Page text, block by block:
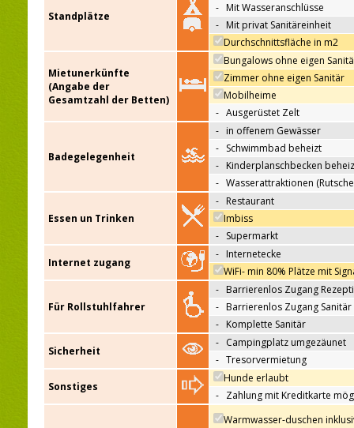
Standplätze
- Mit Wasseranschlüsse
- Mit privat Sanitäreinheit
Durchschnittsfläche in m2
Mietunerkünfte
(Angabe der
Gesamtzahl der Betten)
Bungalows ohne eigen
Zimmer ohne eigen Sanitär
Mobilheime
- Ausgerüstet Zelt
Badegelegenheit
- in offenem Gewässer
- Schwimmbad beheizt
- Kinderplanschbecken
- Wasserattraktionen
Essen un Trinken
- Restaurant
Imbiss
- Supermarkt
Internet zugang
- Internetecke
WiFi- min 80% Plätze mit
Für Rollstuhlfahrer
- Barrierenlos Zugang
- Barrierenlos Zugang Sanitär
- Komplette Sanitär
Sicherheit
- Campingplatz umgezäunet
- Tresorvermietung
Sonstiges
Hunde erlaubt
- Zahlung mit Kreditkarte
Warmwasser-duschen